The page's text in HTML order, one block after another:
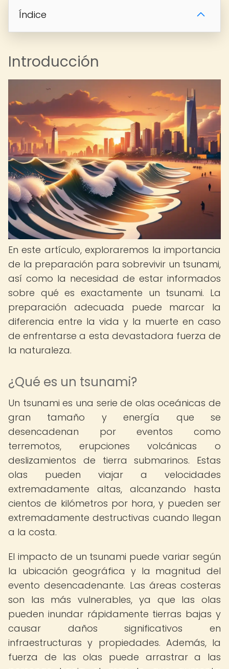
Índice
Introducción
En este artículo, exploraremos la importancia
de la preparación para sobrevivir un tsunami,
así como la necesidad de estar informados
sobre qué es exactamente un tsunami. La
preparación adecuada puede marcar la
diferencia entre la vida y la muerte en caso
de enfrentarse a esta devastadora fuerza de
la naturaleza.
¿Qué es un tsunami?
Un tsunami es una serie de olas oceánicas de
gran tamaño y energía que se
desencadenan por eventos como
terremotos, erupciones volcánicas o
deslizamientos de tierra submarinos. Estas
olas pueden viajar a velocidades
extremadamente altas, alcanzando hasta
cientos de kilómetros por hora, y pueden ser
extremadamente destructivas cuando llegan
a la costa.
El impacto de un tsunami puede variar según
la ubicación geográfica y la magnitud del
evento desencadenante. Las áreas costeras
son las más vulnerables, ya que las olas
pueden inundar rápidamente tierras bajas y
causar daños significativos en
infraestructuras y propiedades. Además, la
fuerza de las olas puede arrastrar a las